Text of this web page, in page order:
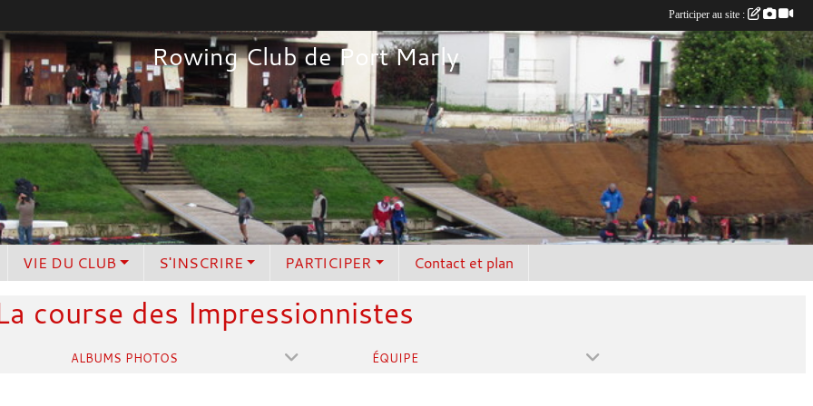
Rowing Club de Port Marly
VIE DU CLUB S'INSCRIRE PARTICIPER Contact et plan
course des Impressionnistes
ALBUMS PHOTOS ÉQUIPE
Participer au site :